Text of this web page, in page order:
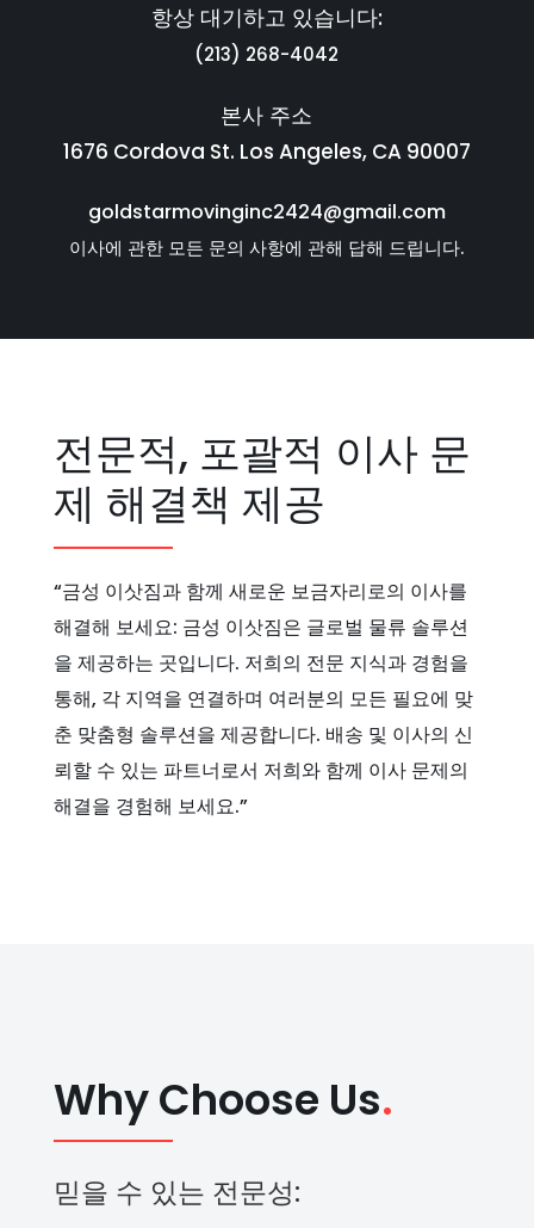
항상 대기하고 있습니다:
(213) 268-4042
본사 주소
1676 Cordova St. Los Angeles, CA 90007
goldstarmovinginc2424@gmail.com
이사에 관한 모든 문의 사항에 관해 답해 드립니다.
전문적, 포괄적 이사 문
제 해결책 제공
“금성 이삿짐과 함께 새로운 보금자리로의 이사를
해결해 보세요: 금성 이삿짐은 글로벌 물류 솔루션
을 제공하는 곳입니다. 저희의 전문 지식과 경험을
통해, 각 지역을 연결하며 여러분의 모든 필요에 맞
춘 맞춤형 솔루션을 제공합니다. 배송 및 이사의 신
뢰할 수 있는 파트너로서 저희와 함께 이사 문제의
해결을 경험해 보세요.”
Why Choose Us.
믿을 수 있는 전문성: